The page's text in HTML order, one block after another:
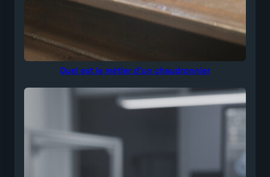
Quel est le métier d’un chaudronnier